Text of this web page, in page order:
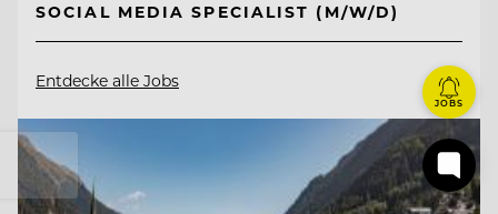
SOCIAL MEDIA SPECIALIST (M/W/D)
Entdecke alle Jobs
JOBS